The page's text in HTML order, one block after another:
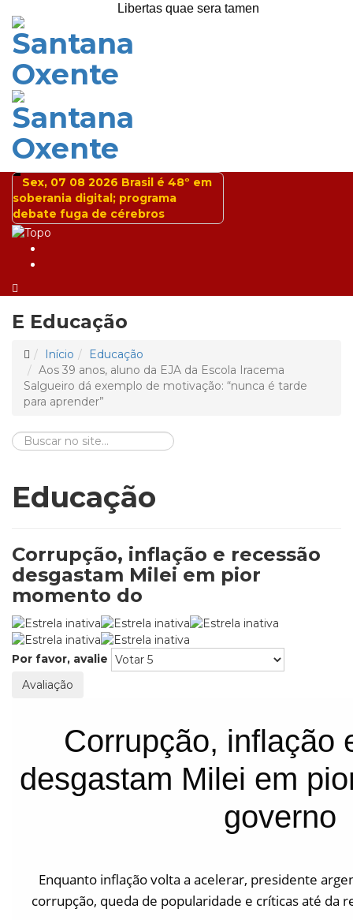
Libertas quae sera tamen
Sex, 07 08 2026 Brasil é 48º em
soberania digital; programa
debate fuga de cérebros
E Educação
Início
Educação
Aos 39 anos, aluno da EJA da Escola Iracema
Salgueiro dá exemplo de motivação: “nunca é tarde
para aprender”
Educação
Corrupção, inflação e recessão
desgastam Milei em pior
momento do
Por favor, avalie
Corrupção, inflação
desgastam Milei em
governo
Enquanto inflação volta a acelerar, presidente
corrupção, queda de popularidade e críticas até da